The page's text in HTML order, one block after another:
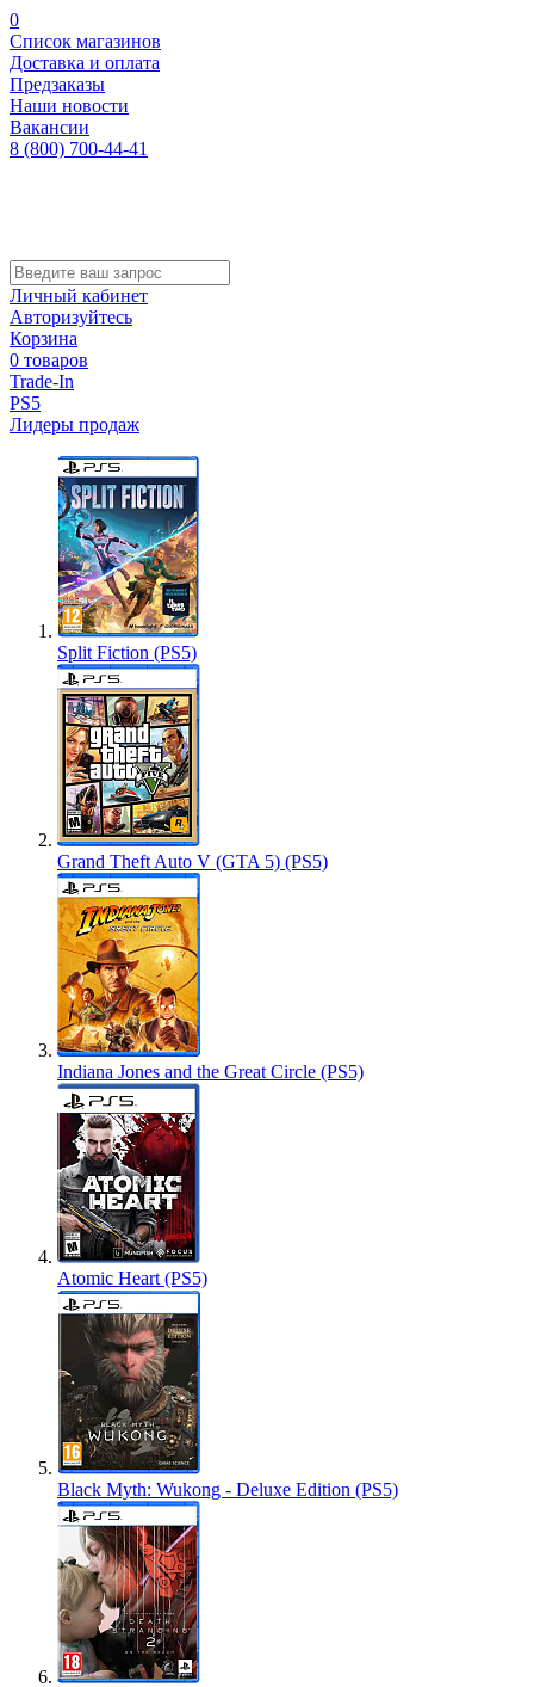
0
Список магазинов
Доставка и оплата
Предзаказы
Наши новости
Вакансии
8 (800) 700-44-41
Личный кабинет
Авторизуйтесь
Корзина
0 товаров
Trade-In
PS5
Лидеры продаж
Split Fiction (PS5)
Grand Theft Auto V (GTA 5) (PS5)
Indiana Jones and the Great Circle (PS5)
Atomic Heart (PS5)
Black Myth: Wukong - Deluxe Edition (PS5)